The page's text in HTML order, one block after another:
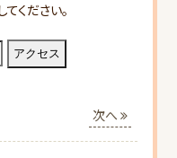
ください。
次へ
て